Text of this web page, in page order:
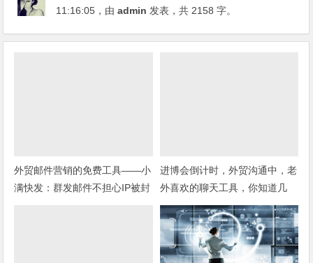
11:16:05 ，由admin 发表，共 2158 字。
外贸邮件营销的免费工具——小
满快发：群发邮件不担心IP被封
进博会倒计时，外贸沟通中，老
外喜欢的聊天工具，你知道几
种？